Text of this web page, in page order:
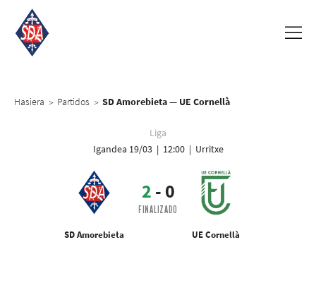
Hasiera > Partidos > SD Amorebieta — UE Cornellà
Liga
Igandea 19/03 | 12:00 | Urritxe
SD Amorebieta
2 - 0
FINALIZADO
UE Cornellà